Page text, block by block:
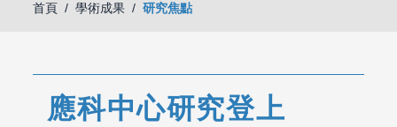
首頁 學術成果 研究焦點
應科中心研究登上